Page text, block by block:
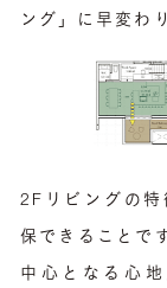
ング」に早変わ
2Fリビングの特
保できることで
中心となる心